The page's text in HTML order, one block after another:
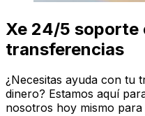
Xe 24/5 soporte
transferencias
¿Necesitas ayuda con tu
dinero? Estamos aquí
nosotros hoy mismo